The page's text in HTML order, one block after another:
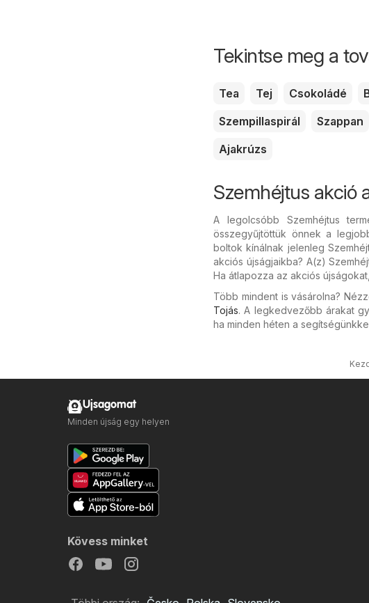
Tekintse meg a
Tea Tej Csokoládé
Szempillaspirál
Szappan
Ajakrúzs
Szemhéjtus akció
A legolcsóbb Szemhéjtus
összegyűjtöttük önnek a
boltok kínálnak jelenleg
akciós újságjaikba? A(z)
Ha átlapozza az akciós
Több mindent is vásárolna?
Tojás. A legkedvezőbb árakat
ha minden héten a
Ujsagomat
Minden újság egy helyen
Kövess minket